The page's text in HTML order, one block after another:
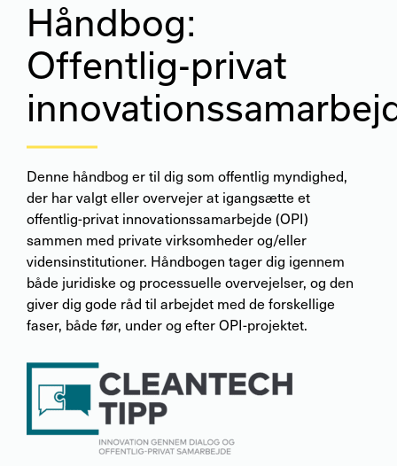
Håndbog:
Offentlig-privat
Denne håndbog er til dig som offentlig myndighed,
der har valgt eller overvejer at igangsætte et
offentlig-privat innovationssamarbejde (OPI)
sammen med private virksomheder og/eller
vidensinstitutioner. Håndbogen tager dig igennem
både juridiske og processuelle overvejelser, og den
giver dig gode råd til arbejdet med de forskellige
faser, både før, under og efter OPI-projektet.